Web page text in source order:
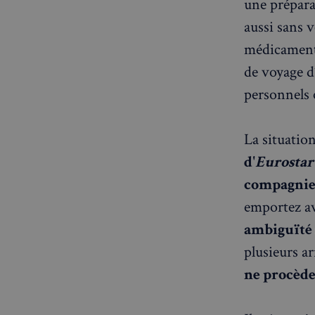
une
aussi sans
de voyage
personnels
La
d'Eurostar
emportez
ambiguïté
plusieurs
ne
m
_ga_94D1NH5B76
_pxde
VISITOR_INFO1_LIVE
__Secure-YNID
OAGEO
IDE
7d86413a71e5
mid